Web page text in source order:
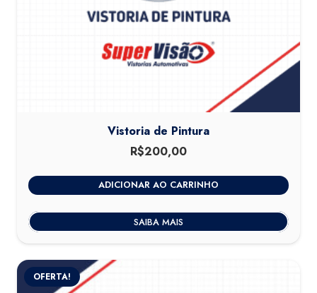
Vistoria de Pintura
R$200,00
ADICIONAR AO CARRINHO
SAIBA MAIS
OFERTA!